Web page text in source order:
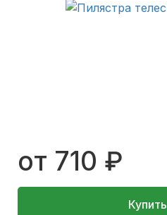
от 710 ₽
Купить